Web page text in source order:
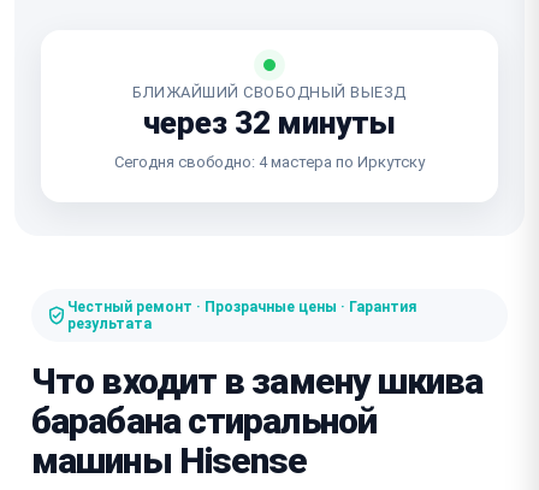
БЛИЖАЙШИЙ СВОБОДНЫЙ ВЫЕЗД
через 32 минуты
Сегодня свободно: 4 мастера по Иркутску
Честный ремонт · Прозрачные цены · Гарантия
результата
Что входит в замену шкива
барабана стиральной
машины Hisense